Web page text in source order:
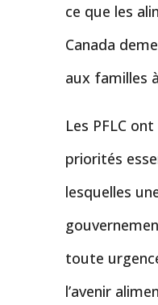
ce que les
Canada
aux familles
Les PFLC
priorités
lesquelles
toute
l’avenir